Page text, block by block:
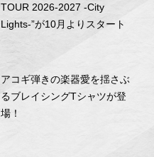
TOUR 2026-2027 -City
Lights-”が10月よりスタート
アコギ弾きの楽器愛を揺さぶ
るブレイシングTシャツが登
場！